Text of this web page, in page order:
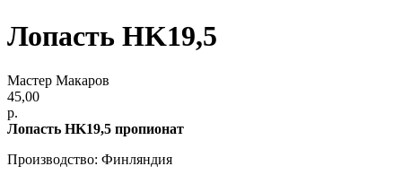
Лопасть HK19,5
Мастер Макаров
45,00
р.
Лопасть HK19,5 пропионат
Производство: Финляндия